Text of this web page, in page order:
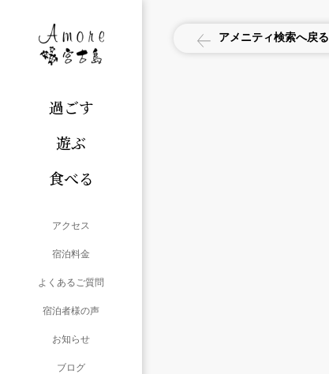
過ごす
遊ぶ
食べる
アクセス
宿泊料金
よくあるご質問
宿泊者様の声
お知らせ
ブログ
アメニティ検索へ戻る